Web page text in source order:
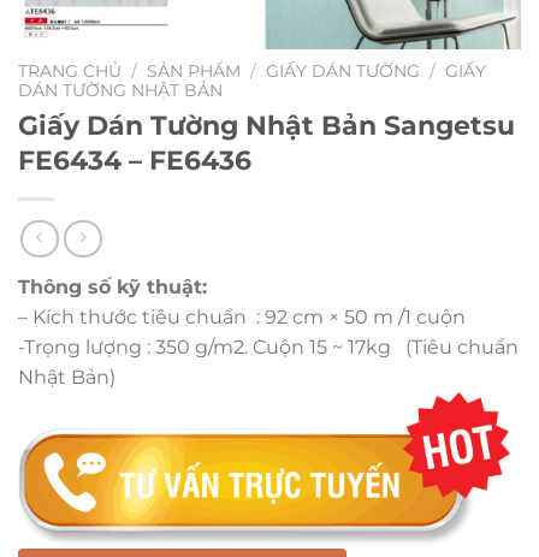
TRANG CHỦ / SẢN PHẨM / GIẤY DÁN TƯỜNG / GIẤY
DÁN TƯỜNG NHẬT BẢN
Giấy Dán Tường Nhật Bản Sangetsu
FE6434 – FE6436
Thông số kỹ thuật:
– Kích thước tiêu chuẩn : 92 cm × 50 m /1 cuộn
-Trọng lượng : 350 g/m2. Cuộn 15 ~ 17kg (Tiêu chuẩn
Nhật Bản)